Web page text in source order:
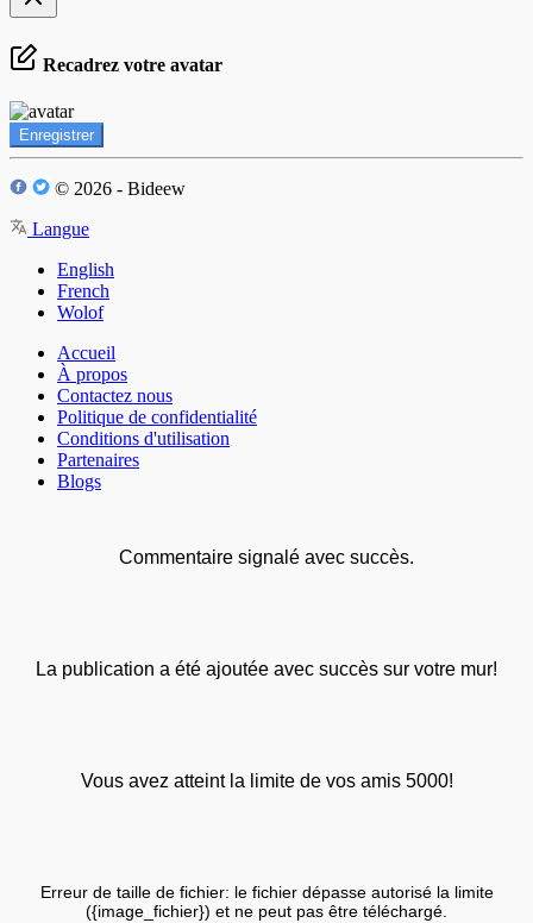
Recadrez votre avatar
Enregistrer
© 2026 - Bideew
Langue
English
French
Wolof
Accueil
À propos
Contactez nous
Politique de confidentialité
Conditions d'utilisation
Partenaires
Blogs
Commentaire signalé avec succès.
La publication a été ajoutée avec succès sur votre mur!
Vous avez atteint la limite de vos amis 5000!
Erreur de taille de fichier: le fichier dépasse autorisé la limite
({image_fichier}) et ne peut pas être téléchargé.